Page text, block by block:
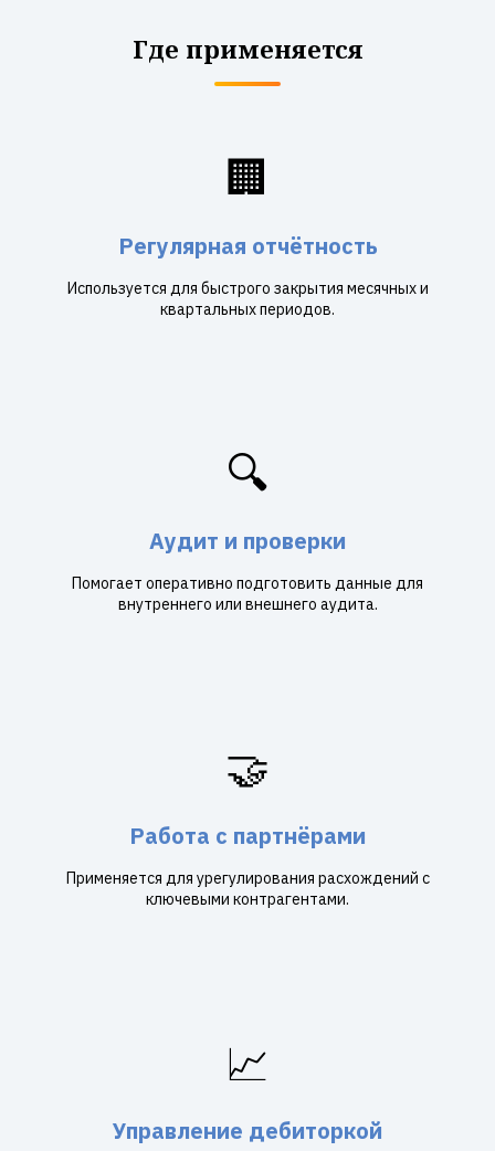
Где применяется
🏢
Регулярная отчётность
Используется для быстрого закрытия месячных и
квартальных периодов.
🔍
Аудит и проверки
Помогает оперативно подготовить данные для
внутреннего или внешнего аудита.
🤝
Работа с партнёрами
Применяется для урегулирования расхождений с
ключевыми контрагентами.
📈
Управление дебиторкой